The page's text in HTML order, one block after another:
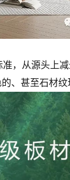
，从源头上
、甚至石材纹